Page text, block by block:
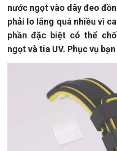
nước ngọt vào dây đeo
phải lo lắng quá nhiều vì
phần đặc biệt có thể
ngọt và tia UV. Phục vụ